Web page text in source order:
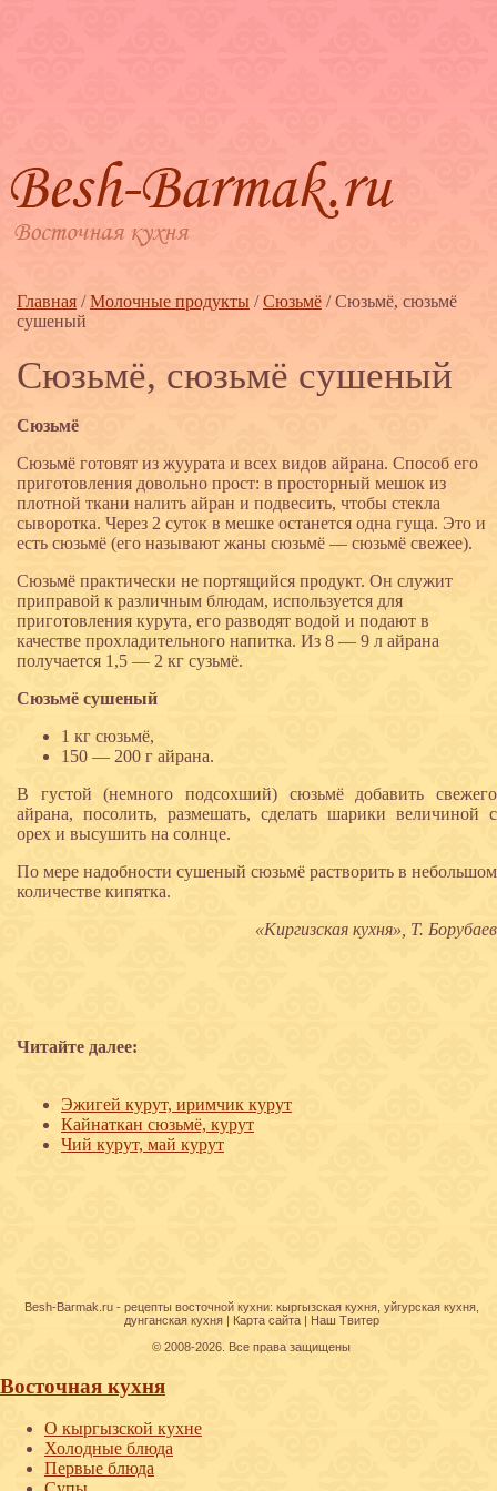
Главная /Молочные продукты /Сюзьмё /Сюзьмё, сюзьмё
сушеный
Сюзьмё, сюзьмё сушеный
Сюзьмё
Сюзьмё готовят из жуурата и всех видов айрана. Способ его
приготовления довольно прост: в просторный мешок из
плотной ткани налить айран и подвесить, чтобы стекла
сыворотка. Через 2 суток в мешке останется одна гуща. Это и
есть сюзьмё (его называют жаны сюзьмё — сюзьмё свежее).
Сюзьмё практически не портящийся продукт. Он служит
приправой к различным блюдам, используется для
приготовления курута, его разводят водой и подают в
качестве прохладительного напитка. Из 8 — 9 л айрана
получается 1,5 — 2 кг сузьмё.
Сюзьмё сушеный
1 кг сюзьмё,
150 — 200 г айрана.
В густой (немного подсохший) сюзьмё добавить свежего
айрана, посолить, размешать, сделать шарики величиной с
орех и высушить на солнце.
По мере надобности сушеный сюзьмё растворить в небольшом
количестве кипятка.
«Киргизская кухня», Т. Борубаев
Читайте далее:
Эжигей курут, иримчик курут
Кайнаткан сюзьмё, курут
Чий курут, май курут
Besh-Barmak.ru - рецепты восточной кухни: кыргызская кухня, уйгурская кухня,
дунганская кухня| Карта сайта| Наш Твитер
© 2008-2026. Все права защищены
Восточная кухня
О кыргызской кухне
Холодные блюда
Первые блюда